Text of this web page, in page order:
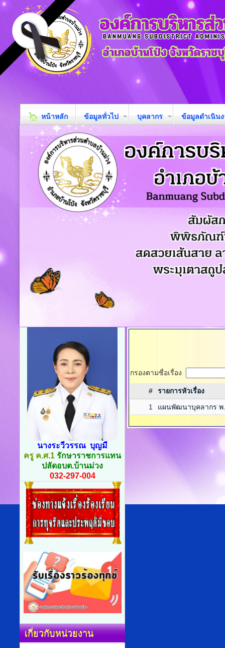
หน้าหลัก ข้อมูลทั่วไป บุคลากร ข้อมูลดำเนิน
กรองตามชื่อเรื่อง
#
รายการหัวเรื่อง
1
แผนพัฒนาบุคลากร พ
นางระวีวรรณ บุญมี
ครู ค.ศ.1 รักษาราชการแทน
ปลัดอบต.บ้านม่วง
032-297-004
เกี่ยวกับหน่วยงาน